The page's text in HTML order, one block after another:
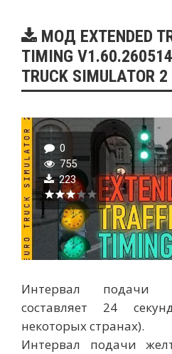
МОД EXTENDED
TIMING
TRUCK SIMULATOR 2
0
755
223
Интервал подачи
составляет 24
некоторых странах).
Интервал подачи